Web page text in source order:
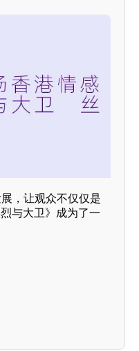
，让观众不仅仅是
与大卫》成为了一